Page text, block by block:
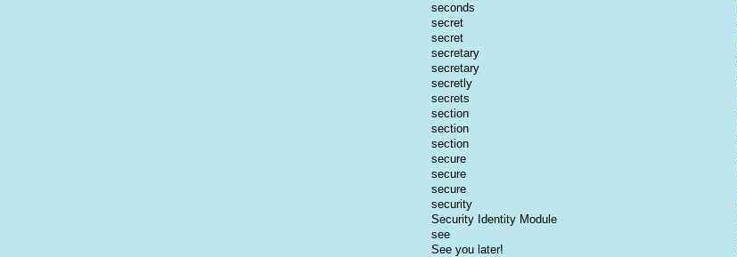
seconds
secret
secret
secretary
secretary
secretly
secrets
section
section
section
secure
secure
secure
security
Security Identity Module
see
See you later!